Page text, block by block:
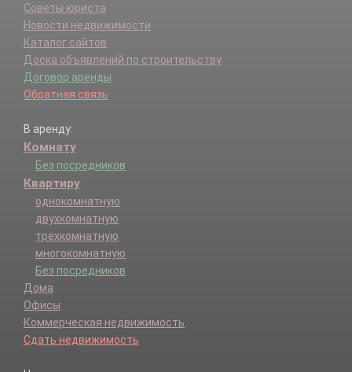
Советы юриста
Новости недвижимости
Каталог сайтов
Доска объявлений по строительству
Договор аренды
Обратная связь
В аренду:
Комнату
Без посредников
Квартиру
однокомнатную
двухкомнатную
трехкомнатную
многокомнатную
Без посредников
Дома
Офисы
Коммерческая недвижимость
Сдать недвижимость